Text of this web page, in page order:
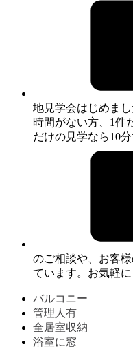
地見学会はじめまし
時間がない方、1件
だけの見学なら10分
のご相談や、お客
ています。お気軽に
バルコニー
管理人有
全居室収納
浴室に窓